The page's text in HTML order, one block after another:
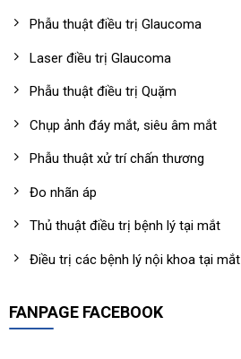
Phẫu thuật điều trị Glaucoma
Laser điều trị Glaucoma
Phẫu thuật điều trị Quặm
Chụp ảnh đáy mắt, siêu âm mắt
Phẫu thuật xử trí chấn thương
Đo nhãn áp
Thủ thuật điều trị bệnh lý tại mắt
Điều trị các bệnh lý nội khoa tại mắt
FANPAGE FACEBOOK